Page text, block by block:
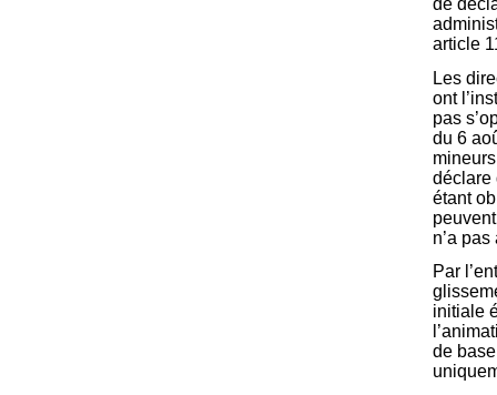
article
Les
ont
pas
du 6
déclare
étant
n’a
Par
initiale
de